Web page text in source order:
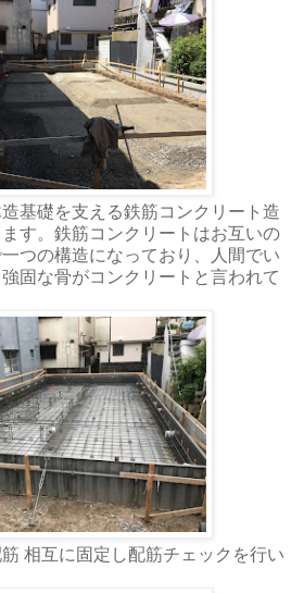
基礎を支える鉄筋コンクリート造
す。鉄筋コンクリートはお互いの
つの構造になっており、人間でい
固な骨がコンクリートと言われて
相互に固定し配筋チェックを行い